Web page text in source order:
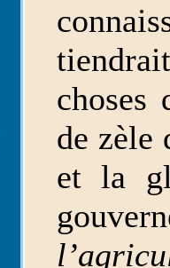
choses
de zèle
et la